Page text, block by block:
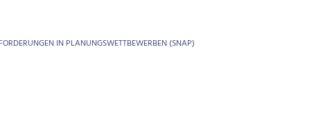
IN PLANUNGSWETTBEWERBEN (SNAP)